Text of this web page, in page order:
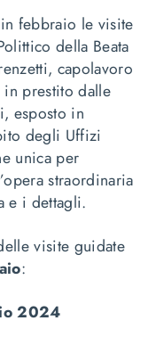
febbraio le visite
della Beata
, capolavoro
prestito dalle
esposto in
degli Uffizi
unica per
straordinaria
e i dettagli.
visite guidate
:
2024